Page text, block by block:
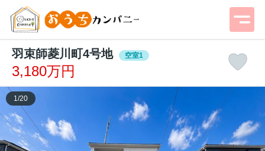
羽束師菱川町4号地 空室1
3,180万円
1 /20